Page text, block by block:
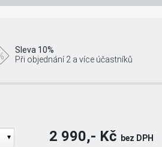
Sleva 10%
Při objednání 2 a více účastníků
2 990,- Kč bez DPH